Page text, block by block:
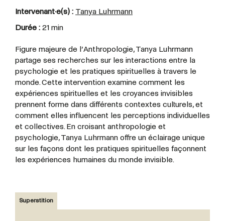
Intervenant·e(s) : Tanya Luhrmann
Durée : 21 min
Figure majeure de l’Anthropologie, Tanya Luhrmann
partage ses recherches sur les interactions entre la
psychologie et les pratiques spirituelles à travers le
monde. Cette intervention examine comment les
expériences spirituelles et les croyances invisibles
prennent forme dans différents contextes culturels, et
comment elles influencent les perceptions individuelles
et collectives. En croisant anthropologie et
psychologie, Tanya Luhrmann offre un éclairage unique
sur les façons dont les pratiques spirituelles façonnent
les expériences humaines du monde invisible.
Superstition